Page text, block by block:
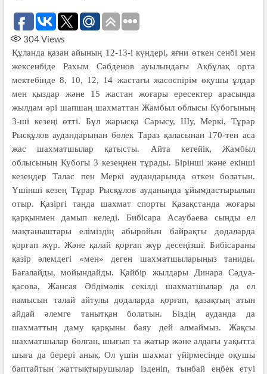
304Views
Құланда қазан айының 12-13-і күндері, яғни өткен сенбі мен
жексенбіде Рахым Сәбденов ауылындағы Ақбұлақ орта
мектебінде 8, 10, 12, 14 жастағы жасөспірім оқушы ұлдар
мен қыздар және 15 жастан жоғары ересектер арасында
жылдам әрі шапшаң шахматтан Жамбыл облысы Кубогының
3-ші кезеңі өтті. Бұл жарысқа Сарысу, Шу, Меркі, Тұрар
Рысқұлов аудандарынан бөлек Тараз қаласынан 170-тен аса
жас шахматшылар қатысты. Айта кетейік, Жамбыл
облысының Кубогы 3 кезеңнен тұрады. Бірінші және екінші
кезеңдер Талас пен Меркі аудандарында өткен болатын.
Үшінші кезең Тұрар Рысқұлов ауданында ұйымдастырылып
отыр. Қазіргі таңда шахмат спорты Қазақстанда жоғары
қарқынмен дамып келеді. Бибісара Асаубаева сынды ел
мақтаныштары еліміздің абыройын байрақты додаларда
қорғап жүр. Және қалай қорғап жүр десеңізші. Бибісараны
қазір әлемдегі «мен» деген шахматшыларыңыз таниды.
Бағалайды, мойындайды. Қайбір жылдары Динара Сәдуа­
қасова, Жансая Әбдімәлік секілді шахматшылар да ел
намысын талай айтулы додаларда қорғап, қазақтың атын
айдай әлемге танытқан болатын. Біздің ауданда да
шахматтың даму қарқыны баяу дей алмаймыз. Жақсы
шахматшылар болған, шығып та жатыр және алдағы уақытта
шыға да берері анық. Ол үшін шахмат үйірмесінде оқушы
баптайтын жаттықтырушылар ізденіп, тынбай еңбек етуі